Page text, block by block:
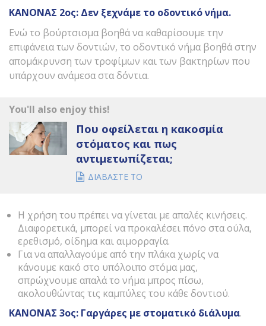
ΚΑΝΟΝΑΣ 2ος: Δεν ξεχνάμε το οδοντικό νήμα.
Ενώ το βούρτσισμα βοηθά να καθαρίσουμε την
επιφάνεια των δοντιών, το οδοντικό νήμα βοηθά στην
απομάκρυνση των τροφίμων και των βακτηρίων που
υπάρχουν ανάμεσα στα δόντια.
You'll also enjoy this!
Που οφείλεται η κακοσμία
στόματος και πως
αντιμετωπίζεται;
ΔΙΑΒΑΣΤΕ ΤΟ
Η χρήση του πρέπει να γίνεται με απαλές κινήσεις.
Διαφορετικά, μπορεί να προκαλέσει πόνο στα ούλα,
ερεθισμό, οίδημα και αιμορραγία.
Για να απαλλαγούμε από την πλάκα χωρίς να
κάνουμε κακό στο υπόλοιπο στόμα μας,
σπρώχνουμε απαλά το νήμα μπρος πίσω,
ακολουθώντας τις καμπύλες του κάθε δοντιού.
ΚΑΝΟΝΑΣ 3ος: Γαργάρες με στοματικό διάλυμα.